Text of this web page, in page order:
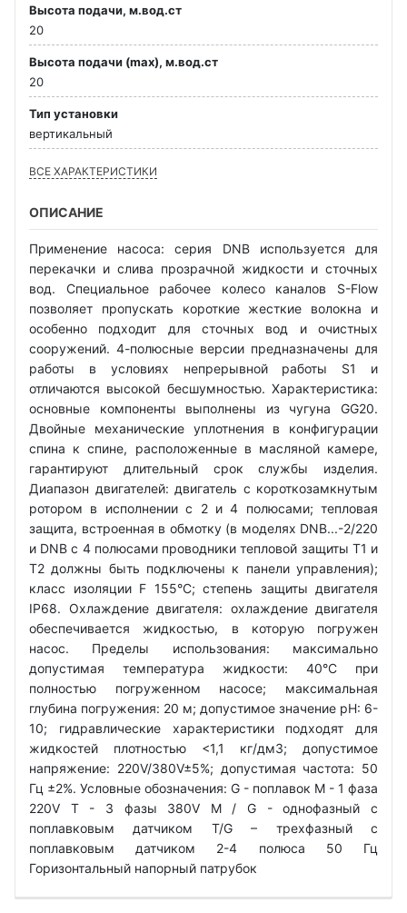
Высота подачи, м.вод.ст
20
Высота подачи (max), м.вод.ст
20
Тип установки
вертикальный
ВСЕ ХАРАКТЕРИСТИКИ
ОПИСАНИЕ
Применение насоса: серия DNB используется для
перекачки и слива прозрачной жидкости и сточных
вод. Специальное рабочее колесо каналов S-Flow
позволяет пропускать короткие жесткие волокна и
особенно подходит для сточных вод и очистных
сооружений. 4-полюсные версии предназначены для
работы в условиях непрерывной работы S1 и
отличаются высокой бесшумностью. Характеристика:
основные компоненты выполнены из чугуна GG20.
Двойные механические уплотнения в конфигурации
спина к спине, расположенные в масляной камере,
гарантируют длительный срок службы изделия.
Диапазон двигателей: двигатель с короткозамкнутым
ротором в исполнении с 2 и 4 полюсами; тепловая
защита, встроенная в обмотку (в моделях DNB...-2/220
и DNB с 4 полюсами проводники тепловой защиты T1 и
T2 должны быть подключены к панели управления);
класс изоляции F 155°C; степень защиты двигателя
IP68. Охлаждение двигателя: охлаждение двигателя
обеспечивается жидкостью, в которую погружен
насос. Пределы использования: максимально
допустимая температура жидкости: 40°C при
полностью погруженном насосе; максимальная
глубина погружения: 20 м; допустимое значение рН: 6-
10; гидравлические характеристики подходят для
жидкостей плотностью <1,1 кг/дм3; допустимое
напряжение: 220V/380V±5%; допустимая частота: 50
Гц ±2%. Условные обозначения: G - поплавок М - 1 фаза
220V Т - 3 фазы 380V M / G - однофазный с
поплавковым датчиком T/G – трехфазный с
поплавковым датчиком 2-4 полюса 50 Гц
Горизонтальный напорный патрубок